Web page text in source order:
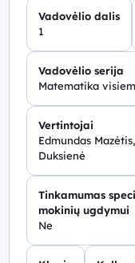
Vadovėlio dalis
1
Vadovėlio serija
Matematika
Vertintojai
Edmundas
Duksienė
Tinkamumas
mokinių ugdymui
Ne